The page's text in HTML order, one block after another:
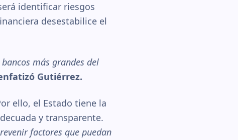
identificar riesgos
desestabilice el
más grandes del
Gutiérrez.
ello, el Estado tiene la
y transparente.
factores que puedan